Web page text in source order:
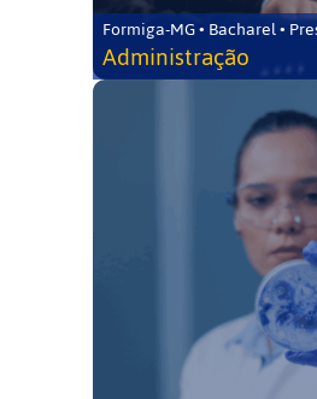
Formiga-MG • Bacharel •
Administração